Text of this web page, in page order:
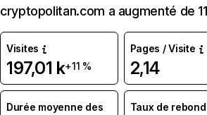
cryptopolitan.com a augmenté de
Visites
197,01 k+11 %
Pages / Visite
2,14
Durée moyenne des
Taux de rebond